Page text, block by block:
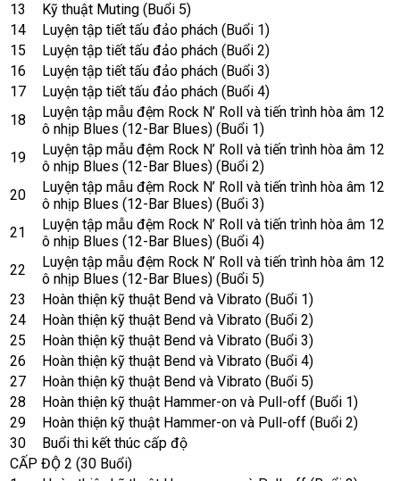
13
Kỹ thuật Muting (Buổi 5)
14
Luyện tập tiết tấu đảo phách (Buổi 1)
15
Luyện tập tiết tấu đảo phách (Buổi 2)
16
Luyện tập tiết tấu đảo phách (Buổi 3)
17
Luyện tập tiết tấu đảo phách (Buổi 4)
18
Luyện tập mẫu đệm Rock N’ Roll và tiến trình hòa âm 12
ô nhịp Blues (12-Bar Blues) (Buổi 1)
19
Luyện tập mẫu đệm Rock N’ Roll và tiến trình hòa âm 12
ô nhịp Blues (12-Bar Blues) (Buổi 2)
20
Luyện tập mẫu đệm Rock N’ Roll và tiến trình hòa âm 12
ô nhịp Blues (12-Bar Blues) (Buổi 3)
21
Luyện tập mẫu đệm Rock N’ Roll và tiến trình hòa âm 12
ô nhịp Blues (12-Bar Blues) (Buổi 4)
22
Luyện tập mẫu đệm Rock N’ Roll và tiến trình hòa âm 12
ô nhịp Blues (12-Bar Blues) (Buổi 5)
23
Hoàn thiện kỹ thuật Bend và Vibrato (Buổi 1)
24
Hoàn thiện kỹ thuật Bend và Vibrato (Buổi 2)
25
Hoàn thiện kỹ thuật Bend và Vibrato (Buổi 3)
26
Hoàn thiện kỹ thuật Bend và Vibrato (Buổi 4)
27
Hoàn thiện kỹ thuật Bend và Vibrato (Buổi 5)
28
Hoàn thiện kỹ thuật Hammer-on và Pull-off (Buổi 1)
29
Hoàn thiện kỹ thuật Hammer-on và Pull-off (Buổi 2)
30
Buổi thi kết thúc cấp độ
CẤP ĐỘ 2 (30 Buổi)